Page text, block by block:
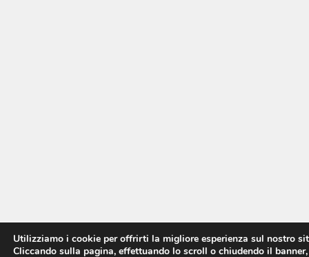
Utilizziamo i cookie per offrirti la migliore esperienza sul nostro
Cliccando sulla pagina, effettuando lo scroll o chiudendo il